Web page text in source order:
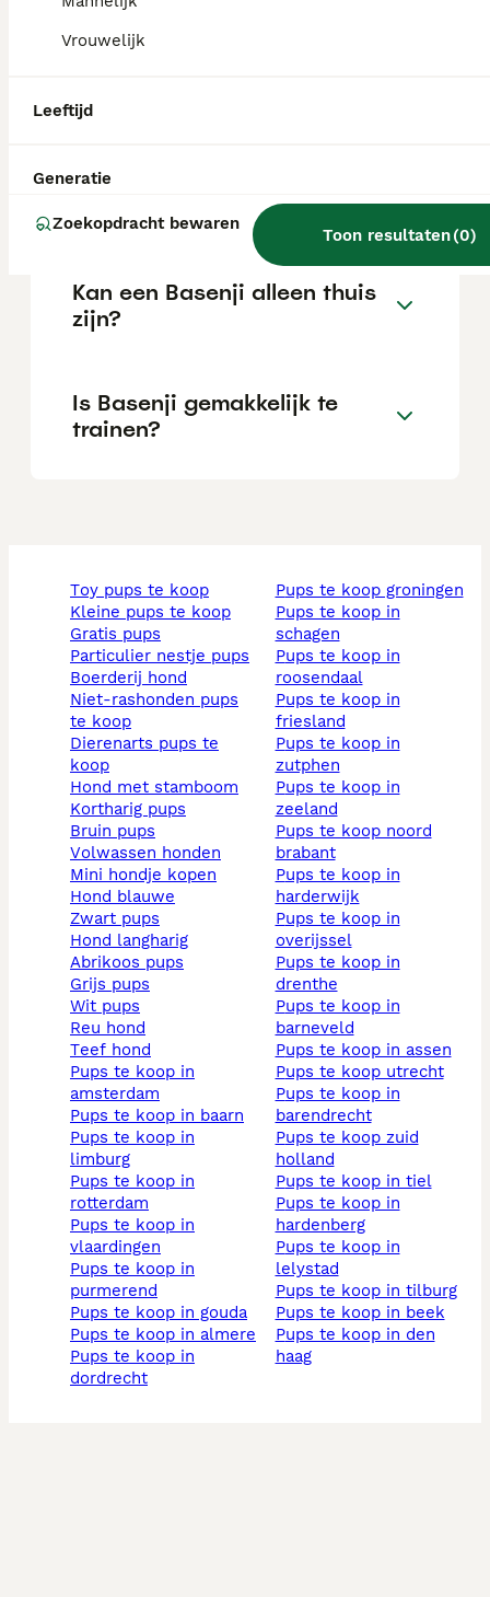
Vrouwelijk
Leeftijd
Generatie
Zoekopdracht bewaren
Toon resultaten(0)
Basenji?
Hoeveel jaar leeft een
Kan een Basenji alleen thuis
zijn?
Is Basenji gemakkelijk te
trainen?
toy pups te koop
kleine pups te koop
gratis pups
particulier nestje pups
boerderij hond
niet-rashonden pups
te koop
dierenarts pups te
koop
hond met stamboom
kortharig pups
bruin pups
volwassen honden
mini hondje kopen
hond blauwe
zwart pups
hond langharig
abrikoos pups
grijs pups
wit pups
reu hond
teef hond
pups te koop in
amsterdam
pups te koop in baarn
pups te koop in
limburg
pups te koop in
rotterdam
pups te koop in
vlaardingen
pups te koop in
purmerend
pups te koop in gouda
pups te koop in almere
pups te koop in
dordrecht
pups te koop groningen
pups te koop in
schagen
pups te koop in
roosendaal
pups te koop in
friesland
pups te koop in
zutphen
pups te koop in
zeeland
pups te koop noord
brabant
pups te koop in
harderwijk
pups te koop in
overijssel
pups te koop in
drenthe
pups te koop in
barneveld
pups te koop in assen
pups te koop utrecht
pups te koop in
barendrecht
pups te koop zuid
holland
pups te koop in tiel
pups te koop in
hardenberg
pups te koop in
lelystad
pups te koop in tilburg
pups te koop in beek
pups te koop in den
haag